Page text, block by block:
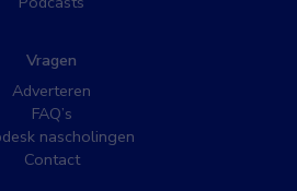
Vragen
Adverteren
FAQ’s
nascholingen
Contact